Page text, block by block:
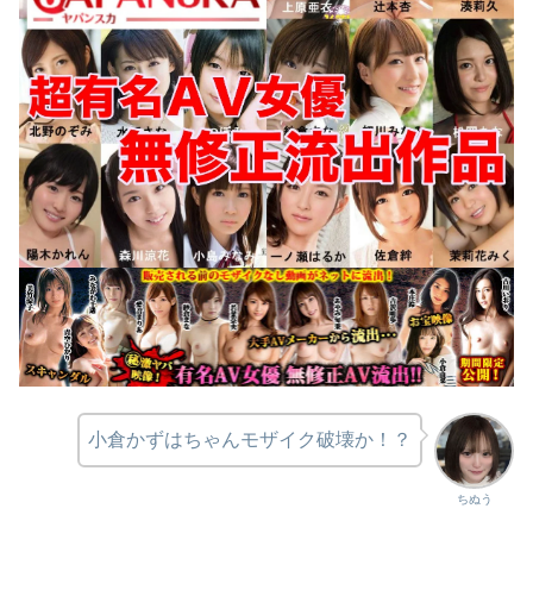
ちぬう
小倉かずはちゃんモザイク破壊か！？